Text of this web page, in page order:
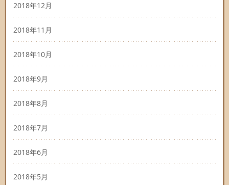
2018年12月
2018年11月
2018年10月
2018年9月
2018年8月
2018年7月
2018年6月
2018年5月